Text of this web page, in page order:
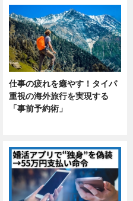
仕事の疲れを癒やす！タイパ
重視の海外旅行を実現する
「事前予約術」